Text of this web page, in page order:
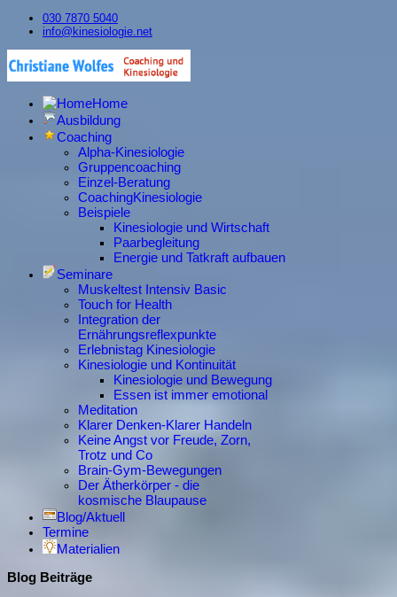
030 7870 5040
info@kinesiologie.net
Home
Ausbildung
Coaching
Alpha-Kinesiologie
Gruppencoaching
Einzel-Beratung
CoachingKinesiologie
Beispiele
Kinesiologie und Wirtschaft
Paarbegleitung
Energie und Tatkraft aufbauen
Seminare
Muskeltest Intensiv Basic
Touch for Health
Integration der
Ernährungsreflexpunkte
Erlebnistag Kinesiologie
Kinesiologie und Kontinuität
Kinesiologie und Bewegung
Essen ist immer emotional
Meditation
Klarer Denken-Klarer Handeln
Keine Angst vor Freude, Zorn,
Trotz und Co
Brain-Gym-Bewegungen
Der Ätherkörper - die
kosmische Blaupause
Blog/Aktuell
Termine
Materialien
Blog Beiträge